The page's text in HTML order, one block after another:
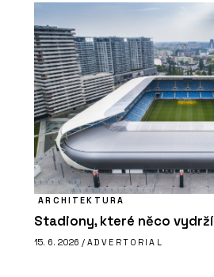
ARCHITEKTURA
Stadiony, které něco vydrží
15. 6. 2026 / ADVERTORIAL